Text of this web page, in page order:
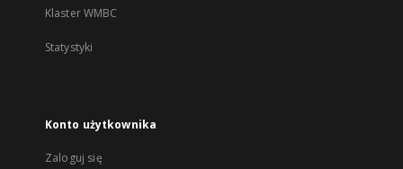
Klaster WMBC
Statystyki
Konto użytkownika
Zaloguj się